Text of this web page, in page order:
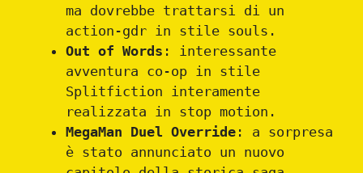
ma dovrebbe trattarsi di un
action-gdr in stile souls.
Out of Words : interessante
avventura co-op in stile
Splitfiction interamente
realizzata in stop motion.
MegaMan Duel Override : a sorpresa
è stato annunciato un nuovo